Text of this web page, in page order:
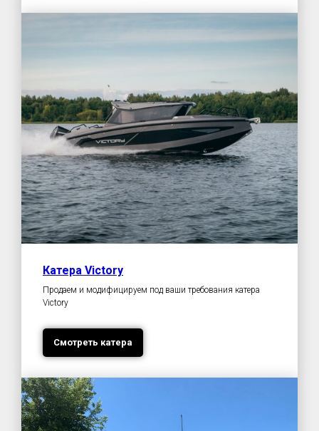
Катера Victory
Продаем и модифицируем под ваши требования катера
Victory
Смотреть катера